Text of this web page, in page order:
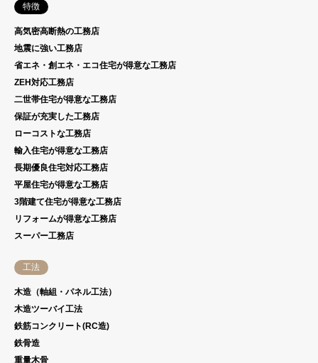
特徴
高気密高断熱の工務店
地震に強い工務店
省エネ・創エネ・エコ住宅が得意な工務店
ZEH対応工務店
二世帯住宅が得意な工務店
保証が充実した工務店
ローコストな工務店
輸入住宅が得意な工務店
長期優良住宅対応工務店
平屋住宅が得意な工務店
3階建て住宅が得意な工務店
リフォームが得意な工務店
スーパー工務店
工法
木造（軸組・パネル工法）
木造ツーバイ工法
鉄筋コンクリート(RC造)
鉄骨造
重量木骨